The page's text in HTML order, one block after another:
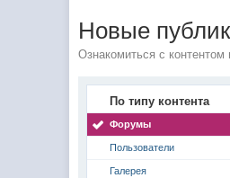
Новые
Ознакомиться с контентом
По типу контента
Форумы
Пользователи
Галерея